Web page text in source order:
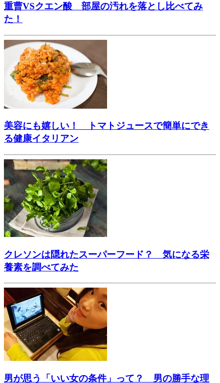
重曹VSクエン酸 部屋の汚れを落とし比べてみ
た！
美容にも嬉しい！ トマトジュースで簡単にでき
る健康イタリアン
クレソンは隠れたスーパーフード？ 気になる栄
養素を調べてみた
男が思う「いい女の条件」って？ 男の勝手な理